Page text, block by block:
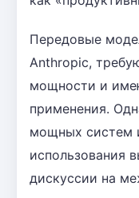
Передовые
Anthropic,
мощности и
применения.
мощных систем
использования
дискуссии на